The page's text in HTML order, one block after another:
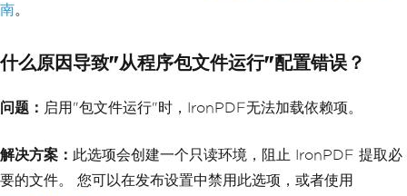
南。
什么原因导致"从程序包文件运行"配置错误？
问题： 启用"包文件运行"时，IronPDF无法加载依赖项。
解决方案： 此选项会创建一个只读环境，阻止 IronPDF 提取必
要的文件。 您可以在发布设置中禁用此选项，或者使用